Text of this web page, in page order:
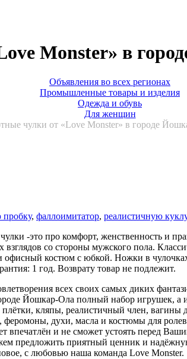
Monster» в
Объявления во всех регионах
Промышленные товары и изделия
Одежда и обувь
Для женщин
чулки от «Love Monster» в городе
пробку, фаллоимитатор, реалистичную куклу
-это про комфорт, женственность и
со стороны мужского пола.
офисный костюм с юбкой. Ножки в
1 год. Возврату товар не подлежит.
всех своих самых диких
Йошкар-Ола полный набор игрушек, а
кляпы, реалистичный член, вагины
феромоны, духи, масла и костюмы для
впечатлён и не сможет устоять перед
предложить приятный ценник и
с любовью наша команда Love Monster.